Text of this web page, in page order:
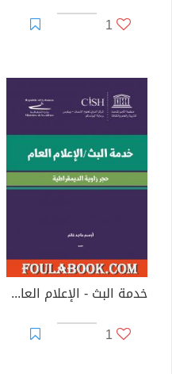
1
خدمة البث - الإعلام العام - حجز زاوية الديمقراطية
1